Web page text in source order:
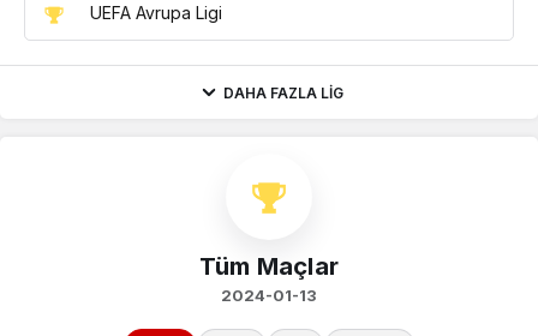
UEFA Avrupa Ligi
DAHA FAZLA LIG
Tüm Maçlar
2024-01-13